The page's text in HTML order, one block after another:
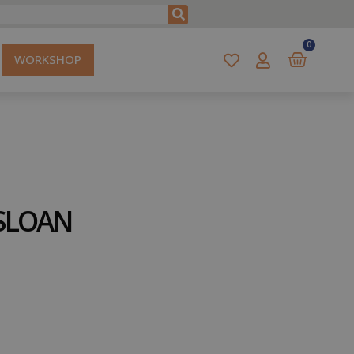
WORKSHOP
0